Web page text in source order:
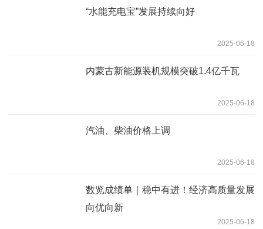
“水能充电宝”发展持续向好
2025-06-18
内蒙古新能源装机规模突破1.4亿千瓦
2025-06-18
汽油、柴油价格上调
2025-06-18
数览成绩单｜稳中有进！经济高质量发展
向优向新
2025-06-18